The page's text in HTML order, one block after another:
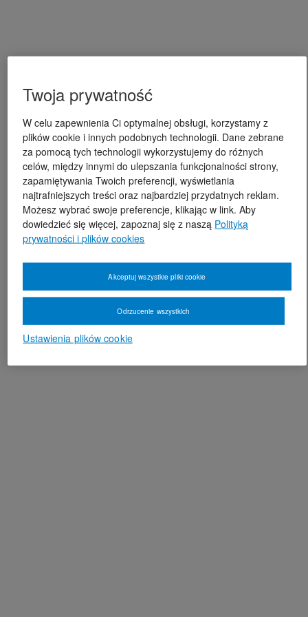
Twoja prywatność
W celu zapewnienia Ci optymalnej obsługi, korzystamy z
plików cookie i innych podobnych technologii. Dane zebrane
za pomocą tych technologii wykorzystujemy do różnych
celów, między innymi do ulepszania funkcjonalności strony,
zapamiętywania Twoich preferencji, wyświetlania
najtrafniejszych treści oraz najbardziej przydatnych reklam.
Możesz wybrać swoje preferencje, klikając w link. Aby
dowiedzieć się więcej, zapoznaj się z naszą Polityką
prywatności i plików cookies
Ustawienia plików cookie
Odrzucenie wszystkich
Akceptuj wszystkie pliki cookie